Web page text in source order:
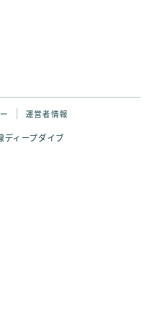
運営者情報
ィープダイブ